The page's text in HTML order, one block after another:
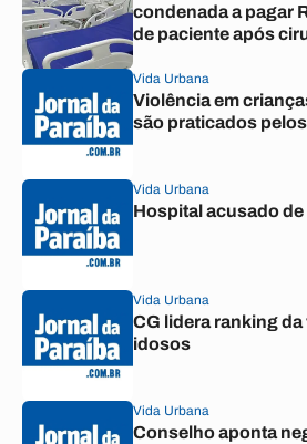
condenada a pagar
de paciente após
Vida Urbana
Violência em
são praticados
Vida Urbana
Hospital acusado
Vida Urbana
CG lidera ranking
idosos
Vida Urbana
Conselho aponta